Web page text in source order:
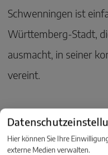
Schwenningen ist
Württemberg-Stadt,
ausmacht, in seiner
vereint.
Hier können Sie Ihre
externe Medien verwalten.